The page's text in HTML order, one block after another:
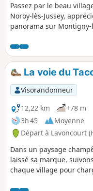
Passez par le beau
Noroy-lès-Jussey,
panorama sur
anciens chemins de
des prés et des vergers.
belle balade sous les
couvrent le Mont de
découvrirez des vestiges
viticole et peut-être
chance de voir un loriot
La voie du
Visorandonneur
12,22 km
+78 m
3h 45
Moyenne
Départ à Lavoncourt
Dans un paysage
laissé sa marque,
chaque village pour